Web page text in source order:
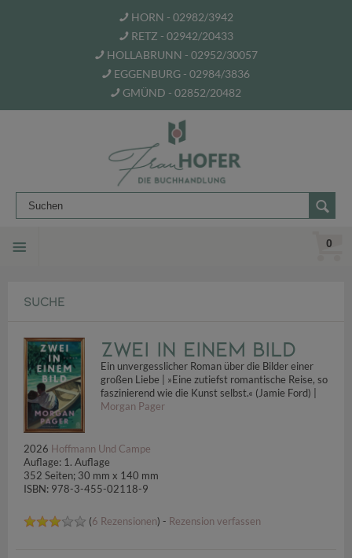
HORN - 02982/3942
RETZ - 02942/20433
HOLLABRUNN - 02952/30057
EGGENBURG - 02984/3836
GMÜND - 02852/20482
0
SUCHE
Zwei in einem Bild
Ein unvergesslicher Roman über die Bilder einer
großen Liebe | »Eine zutiefst romantische Reise, so
faszinierend wie die Kunst selbst.« (Jamie Ford) |
Morgan Pager
2026 Hoffmann Und Campe
Auflage: 1. Auflage
352 Seiten; 30 mm x 140 mm
ISBN: 978-3-455-02118-9
(6 Rezensionen) - Rezension verfassen